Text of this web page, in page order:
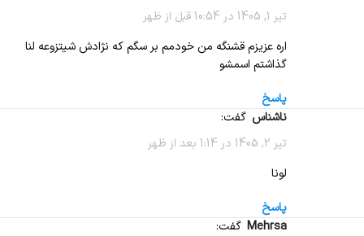
تیر 1, 1405 در 10:54 قبل از ظهر
اره عزیزم قشنگه من خودمم بر سگم که نژادش شیتزوعه لنا
گذاشتم اسمشو
پاسخ
ناشناس گفت:
تیر 2, 1405 در 1:14 بعد از ظهر
لونا
پاسخ
Mehrsa
گفت: